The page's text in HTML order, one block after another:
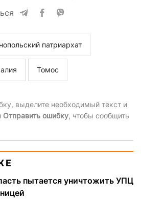
патриархат
Томос
выделите необходимый текст и
Отправить ошибку, чтобы сообщить
пытается уничтожить УПЦ